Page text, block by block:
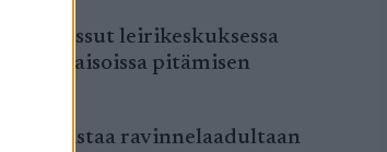
juossut leirikeskuksessa
aisoissa pitämisen
ei vastaa ravinnelaadultaan